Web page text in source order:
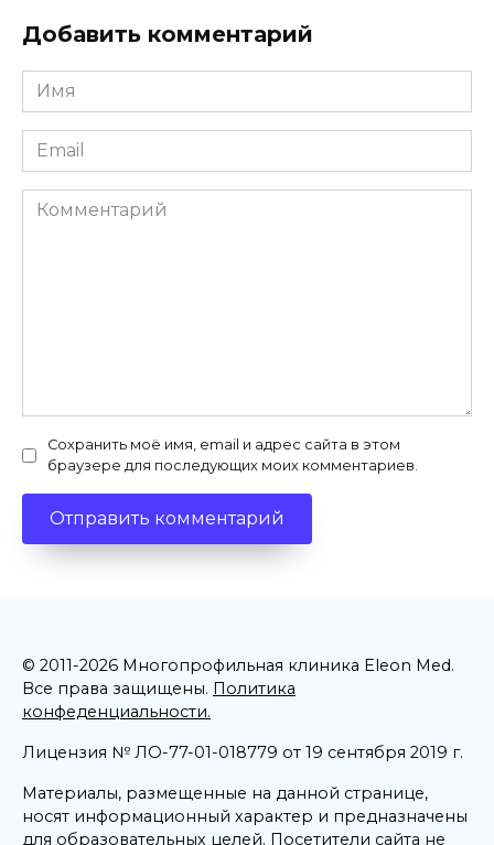
Добавить комментарий
Имя
*
Email
*
Комментарий
Сохранить моё имя, email и адрес сайта в этом
браузере для последующих моих комментариев.
© 2011-2026 Многопрофильная клиника Eleon Med.
Все права защищены. Политика
конфеденциальности.
Лицензия № ЛО-77-01-018779 от 19 сентября 2019 г.
Материалы, размещенные на данной странице,
носят информационный характер и предназначены
для образовательных целей. Посетители сайта не